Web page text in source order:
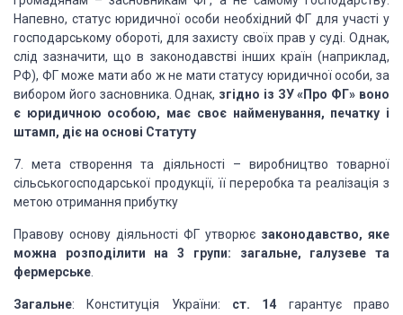
Напевно, статус юридичної особи необхідний ФГ для участі у
господарському обороті, для захисту своїх прав у суді. Однак,
слід зазначити, що в законодавстві інших країн (наприклад,
РФ), ФГ може мати або ж не мати статусу юридичної особи, за
вибором його засновника. Однак, згідно із ЗУ «Про ФГ» воно
є юридичною особою, має своє найменування, печатку і
штамп, діє на основі Статуту
7. мета створення та діяльності – виробництво товарної
сільськогосподарської продукції, її переробка та реалізація з
метою отримання прибутку
Правову основу діяльності ФГ утворює законодавство, яке
можна розподілити на 3 групи: загальне, галузеве та
фермерське
Загальне: Конституція України: ст. 14 гарантує право